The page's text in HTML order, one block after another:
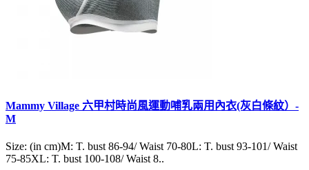
Mammy Village 六甲村時尚風運動哺乳兩用內衣(灰白條紋）-
M
Size: (in cm)M: T. bust 86-94/ Waist 70-80L: T. bust 93-101/ Waist
75-85XL: T. bust 100-108/ Waist 8..